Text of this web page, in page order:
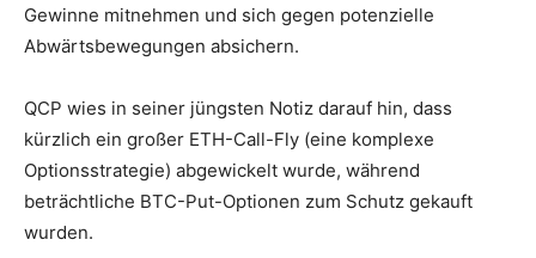
Gewinne mitnehmen und sich gegen potenzielle
Abwärtsbewegungen absichern.
QCP wies in seiner jüngsten Notiz darauf hin, dass
kürzlich ein großer ETH-Call-Fly (eine komplexe
Optionsstrategie) abgewickelt wurde, während
beträchtliche BTC-Put-Optionen zum Schutz gekauft
wurden.